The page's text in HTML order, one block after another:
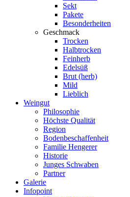
Sekt
Pakete
Besonderheiten
Geschmack
Trocken
Halbtrocken
Feinherb
Edelsüß
Brut (herb)
Mild
Lieblich
Weingut
Philosophie
Höchste Qualität
Region
Bodenbeschaffenheit
Familie Hengerer
Historie
Junges Schwaben
Partner
Galerie
Infopoint